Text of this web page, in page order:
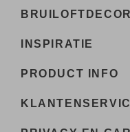
INSPIRATIE
PRODUCT INFO